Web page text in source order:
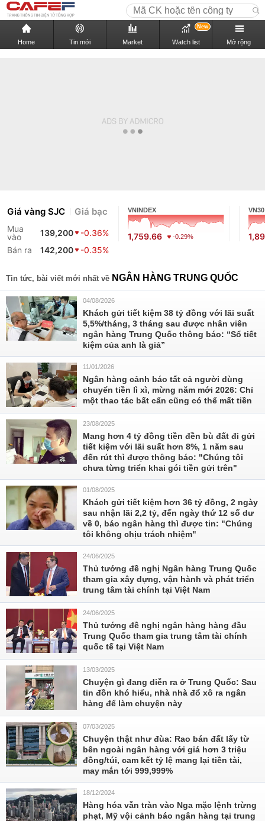
Home Tin mới Market Watch list
New
Mở rộng
Giá vàng SJC Giá bạc
Mua
vào
139,200
-0.36%
Bán ra
142,200 -0.35%
VNINDEX
1,759.66 -0.29%
VN30
Tin tức, bài viết mới nhất về NGÂN HÀNG TRUNG QUỐC
04/08/2026
Khách gửi tiết kiệm 38 tỷ đồng với lãi suất
5,5%/tháng, 3 tháng sau được nhân viên
ngân hàng Trung Quốc thông báo: “Sổ tiết
kiệm của anh là giả”
11/01/2026
Ngân hàng cảnh báo tất cả người dùng
chuyển tiền lì xì, mừng năm mới 2026: Chỉ
một thao tác bất cẩn cũng có thể mất tiền
23/08/2025
Mang hơn 4 tỷ đồng tiền đền bù đất đi gửi
tiết kiệm với lãi suất hơn 8%, 1 năm sau
đến rút thì được thông báo: "Chúng tôi
chưa từng triển khai gói tiền gửi trên"
01/08/2025
Khách gửi tiết kiệm hơn 36 tỷ đồng, 2 ngày
sau nhận lãi 2,2 tỷ, đến ngày thứ 12 số dư
về 0, báo ngân hàng thì được tin: "Chúng
tôi không chịu trách nhiệm"
24/06/2025
Thủ tướng đề nghị Ngân hàng Trung Quốc
tham gia xây dựng, vận hành và phát triển
trung tâm tài chính tại Việt Nam
24/06/2025
Thủ tướng đề nghị ngân hàng hàng đầu
Trung Quốc tham gia trung tâm tài chính
quốc tế tại Việt Nam
13/03/2025
Chuyện gì đang diễn ra ở Trung Quốc: Sau
tin đồn khó hiểu, nhà nhà đổ xô ra ngân
hàng để làm chuyện này
07/03/2025
Chuyện thật như đùa: Rao bán đất lấy từ
bên ngoài ngân hàng với giá hơn 3 triệu
đồng/túi, cam kết tỷ lệ mang lại tiền tài,
may mắn tới 999,999%
18/12/2024
Hàng hóa vẫn tràn vào Nga mặc lệnh trừng
phạt, Mỹ vội cảnh báo ngân hàng tại trung